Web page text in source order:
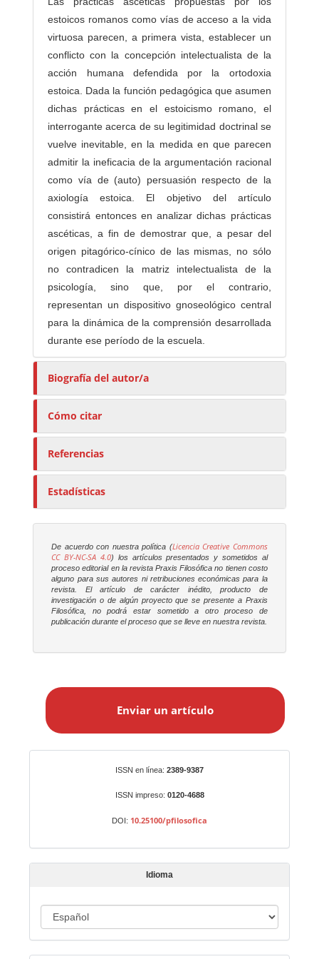
estoicos romanos como vías de acceso a la vida
virtuosa parecen, a primera vista, establecer un
conflicto con la concepción intelectualista de la
acción humana defendida por la ortodoxia
estoica. Dada la función pedagógica que asumen
dichas prácticas en el estoicismo romano, el
interrogante acerca de su legitimidad doctrinal se
vuelve inevitable, en la medida en que parecen
admitir la ineficacia de la argumentación racional
como vía de (auto) persuasión respecto de la
axiología estoica. El objetivo del artículo
consistirá entonces en analizar dichas prácticas
ascéticas, a fin de demostrar que, a pesar del
origen pitagórico-cínico de las mismas, no sólo
no contradicen la matriz intelectualista de la
psicología, sino que, por el contrario,
representan un dispositivo gnoseológico central
para la dinámica de la comprensión desarrollada
durante ese período de la escuela.
Biografía del autor/a
Cómo citar
Referencias
Estadísticas
De acuerdo con nuestra política (Licencia Creative Commons
CC BY-NC-SA 4.0) los artículos presentados y sometidos al
proceso editorial en la revistaPraxis Filosófica no tienen costo
alguno para sus autores ni retribuciones económicas para la
revista. El artículo de carácter inédito, producto de
investigación o de algún proyecto que se presente a Praxis
Filosófica , no podrá estar sometido a otro proceso de
publicación durante el proceso que se lleve en nuestra revista.
a
t
í
o
Enviar un artículo
ISSN en línea: 2389-9387
ISSN impreso: 0120-4688
DOI: 10.25100/pfilosofica
Idioma
d